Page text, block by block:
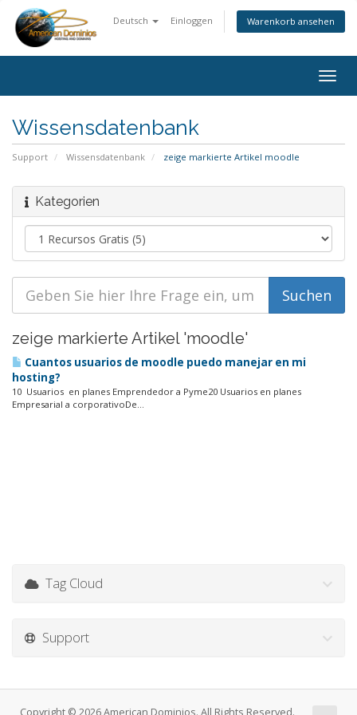
Deutsch Einloggen Warenkorb ansehen
Wissensdatenbank
Support Wissensdatenbank zeige markierte Artikel moodle
Kategorien
zeige markierte Artikel 'moodle'
Cuantos usuarios de moodle puedo manejar en mi
hosting?
10 Usuarios en planes Emprendedor a Pyme20 Usuarios en planes
Empresarial a corporativoDe...
Tag Cloud
Support
Copyright © 2026 American Dominios. All Rights Reserved.